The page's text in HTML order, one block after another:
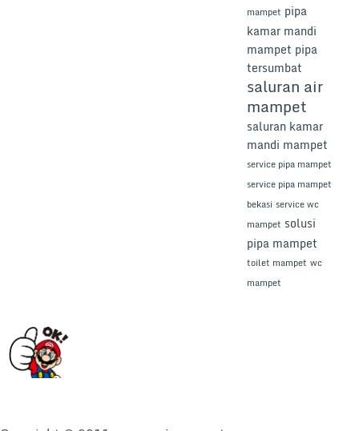
mampet pipa
kamar mandi
mampet pipa
tersumbat
saluran air
mampet
saluran kamar
mandi mampet
service pipa mampet
service pipa mampet
bekasi service wc
mampet solusi
pipa mampet
toilet mampet wc
mampet